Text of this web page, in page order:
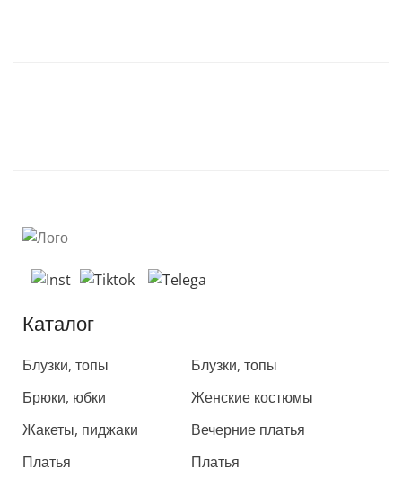
Каталог
Блузки, топы
Брюки, юбки
Жакеты, пиджаки
Платья
Блузки, топы
Женские костюмы
Вечерние платья
Платья